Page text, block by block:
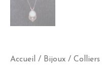
Accueil / Bijoux / Colliers